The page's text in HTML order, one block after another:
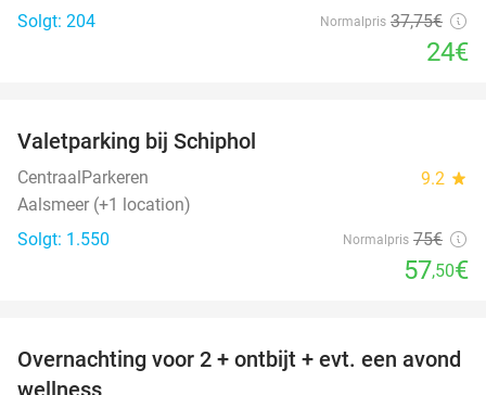
Solgt: 204
Normalpris 37,75€
24€
Valetparking bij Schiphol
CentraalParkeren 9.2 star
Aalsmeer (+1 location)
Solgt: 1.550
Normalpris 75€
57,50€
21%
Overnachting voor 2 + ontbijt + evt. een avond
wellness